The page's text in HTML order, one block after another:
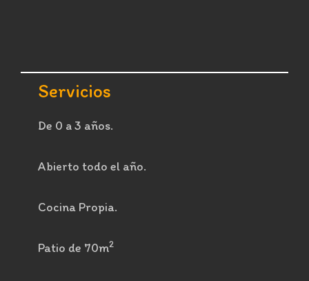
Servicios
De 0 a 3 años.
Abierto todo el año.
Cocina Propia.
Patio de 70m2